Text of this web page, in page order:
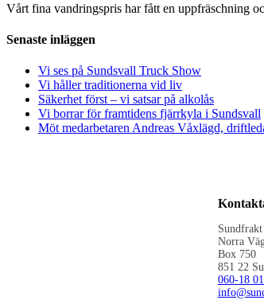
Vårt fina vandringspris har fått en uppfräschning
Senaste inläggen
Vi ses på Sundsvall Truck Show
Vi håller traditionerna vid liv
Säkerhet först – vi satsar på alkolås
Vi borrar för framtidens fjärrkyla i Sundsvall
Möt medarbetaren Andreas Våxlägd,
Norra
Box 750
851 22
060-18